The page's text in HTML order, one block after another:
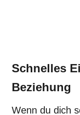
Schnelles
Beziehung
Wenn du dich